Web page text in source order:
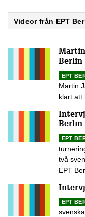
Videor från EPT
Berlin
EPT
Martin
klart att
Berlin
EPT
två
EPT
EPT